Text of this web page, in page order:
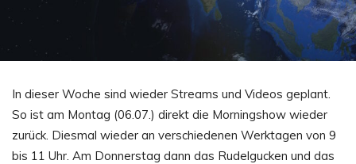
In dieser Woche sind wieder Streams und Videos geplant.
So ist am Montag (06.07.) direkt die Morningshow wieder
zurück. Diesmal wieder an verschiedenen Werktagen von 9
bis 11 Uhr. Am Donnerstag dann das Rudelgucken und das